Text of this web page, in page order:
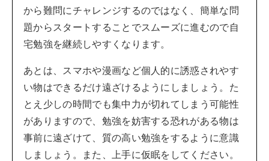
から難問にチャレンジするのではなく、簡単な問
題からスタートすることでスムーズに進むので自
宅勉強を継続しやすくなります。
あとは、スマホや漫画など個人的に誘惑されやす
い物はできるだけ遠ざけるようにしましょう。た
とえ少しの時間でも集中力が切れてしまう可能性
がありますので、勉強を妨害する恐れがある物は
事前に遠ざけて、質の高い勉強をするように意識
しましょう。また、上手に仮眠をしてください。